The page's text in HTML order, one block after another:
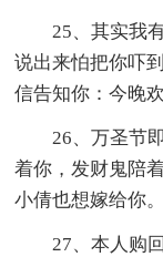
25、其实我
说出来怕把你吓
信告知你：今晚
26、万圣节
着你，发财鬼陪
小倩也想嫁给你
27、本人购